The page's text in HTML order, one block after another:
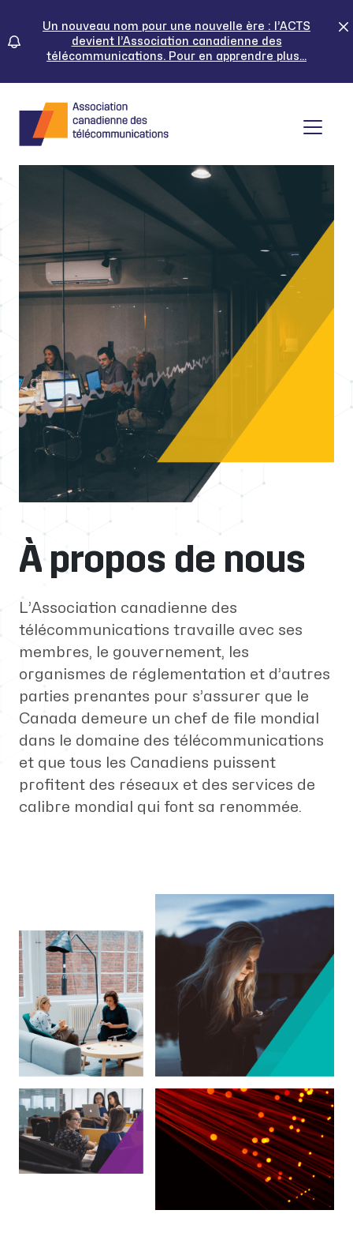
content
Un nouveau nom pour une nouvelle ère : l’ACTS
devient l’Association canadienne des
télécommunications. Pour en apprendre plus...
À propos de nous
L’Association canadienne des
télécommunications travaille avec ses
membres, le gouvernement, les
organismes de réglementation et d’autres
parties prenantes pour s’assurer que le
Canada demeure un chef de file mondial
dans le domaine des télécommunications
et que tous les Canadiens puissent
profitent des réseaux et des services de
calibre mondial qui font sa renommée.